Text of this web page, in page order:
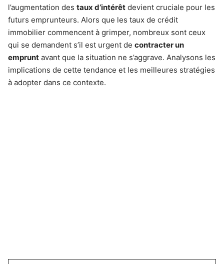
l’augmentation des taux d’intérêt devient cruciale pour les
futurs emprunteurs. Alors que les taux de crédit
immobilier commencent à grimper, nombreux sont ceux
qui se demandent s’il est urgent de contracter un
emprunt avant que la situation ne s’aggrave. Analysons les
implications de cette tendance et les meilleures stratégies
à adopter dans ce contexte.